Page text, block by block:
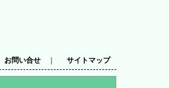
お問い合せ サイトマップ